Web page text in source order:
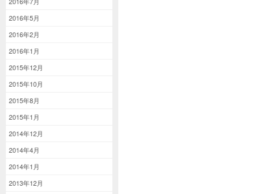
2016年5月
2016年2月
2016年1月
2015年12月
2015年10月
2015年8月
2015年1月
2014年12月
2014年4月
2014年1月
2013年12月